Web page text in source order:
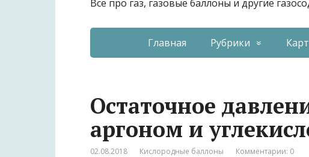
Все про газ, газовые баллоны и другие
Главная Рубрики
Остаточное
аргоном и
02.08.2018 Кислородные баллоны Комментарии: 0